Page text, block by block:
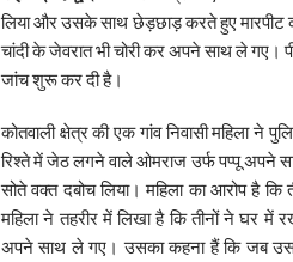
लिया और उसके साथ छेड़छाड़ करते हुए
चांदी के जेवरात भी चोरी कर अपने साथ ले गए।
जांच शुरू कर दी है।
कोतवाली क्षेत्र की एक गांव निवासी महिला
रिश्ते में जेठ लगने वाले ओमराज उर्फ पप्पू अपने
सोते वक्त दबोच लिया। महिला का आरोप है
महिला ने तहरीर में लिखा है कि तीनों ने घर
अपने साथ ले गए। उसका कहना हैं कि जब